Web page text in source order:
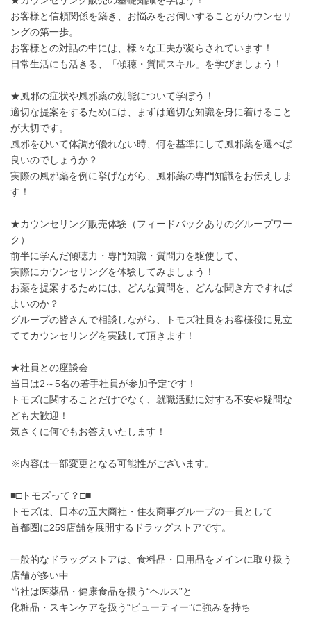
お客様と信頼関係を築き、お悩みをお伺いすることがカウンセリ
ングの第一歩。
お客様との対話の中には、様々な工夫が凝らされています！
日常生活にも活きる、「傾聴・質問スキル」を学びましょう！
★風邪の症状や風邪薬の効能について学ぼう！
適切な提案をするためには、まずは適切な知識を身に着けること
が大切です。
風邪をひいて体調が優れない時、何を基準にして風邪薬を選べば
良いのでしょうか？
実際の風邪薬を例に挙げながら、風邪薬の専門知識をお伝えしま
す！
★カウンセリング販売体験（フィードバックありのグループワー
ク）
前半に学んだ傾聴力・専門知識・質問力を駆使して、
実際にカウンセリングを体験してみましょう！
お薬を提案するためには、どんな質問を、どんな聞き方ですれば
よいのか？
グループの皆さんで相談しながら、トモズ社員をお客様役に見立
ててカウンセリングを実践して頂きます！
★社員との座談会
当日は2～5名の若手社員が参加予定です！
トモズに関することだけでなく、就職活動に対する不安や疑問な
ども大歓迎！
気さくに何でもお答えいたします！
※内容は一部変更となる可能性がございます。
■□トモズって？□■
トモズは、日本の五大商社・住友商事グループの一員として
首都圏に259店舗を展開するドラッグストアです。
一般的なドラッグストアは、食料品・日用品をメインに取り扱う
店舗が多い中
当社は医薬品・健康食品を扱う“ヘルス”と
化粧品・スキンケアを扱う“ビューティー”に強みを持ち